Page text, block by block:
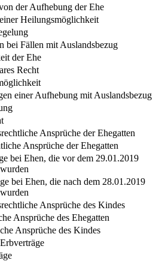
der Aufhebung der Ehe
Heilungsmöglichkeit
bei Fällen mit Auslandsbezug
der Ehe
Recht
einer Aufhebung mit Auslandsbezug
Ansprüche der Ehegatten
Ansprüche der Ehegatten
bei Ehen, die vor dem 29.01.2019
bei Ehen, die nach dem 28.01.2019
Ansprüche des Kindes
Ansprüche des Ehegatten
Ansprüche des Kindes